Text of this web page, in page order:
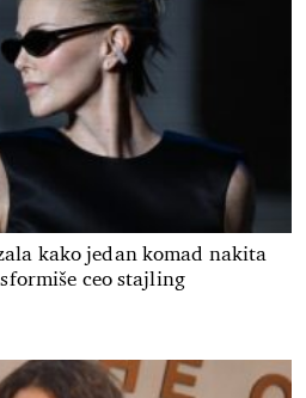
kako jedan komad nakita
ceo stajling